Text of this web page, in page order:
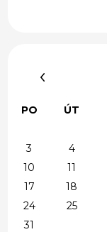
PO ÚT
3
4
10
11
17
18
24
25
31